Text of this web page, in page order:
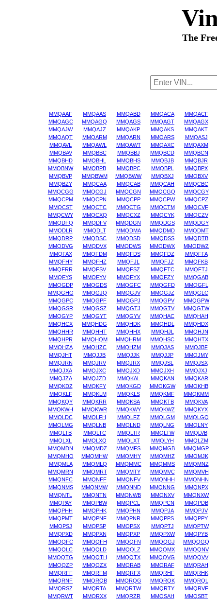
The
MMQAAF MMQAAS MMQABD MMQACA
MMQACF
MMQAGC
MMQAGQ MMQAGS MMQAGT
MMQAGX
MMQAJW
MMQAJZ MMQAKP MMQAKS
MMQAKT
MMQAQT
MMQARM MMQARN MMQARS
MMQASJ
MMQAVL
MMQAWL MMQAWT MMQAXC
MMQAXM
MMQBAV
MMQBBC MMQBBJ MMQBCD
MMQBCN
MMQBHD
MMQBHL MMQBHS MMQBJB
MMQBJR
MMQBNW
MMQBPB MMQBPC MMQBPL
MMQBPX
MMQBVP
MMQBWM MMQBWW MMQBXJ
MMQBXV
MMQBZY
MMQCAA MMQCAB MMQCAH
MMQCBC
MMQCGG
MMQCGJ MMQCGN MMQCGQ
MMQCGY
MMQCPM
MMQCPN MMQCPP MMQCPW
MMQCPZ
MMQCST
MMQCTC MMQCTG MMQCTM
MMQCVF
MMQCWY
MMQCXQ MMQCXZ MMQCYK
MMQCZV
MMQDFQ
MMQDFV MMQDGN MMQDGS
MMQDGY
MMQDLR
MMQDLT MMQDMA MMQDMD
MMQDMT
MMQDRP
MMQDSC MMQDSD MMQDSS
MMQDTB
MMQDVG
MMQDVX MMQDWS MMQDWX
MMQDWZ
MMQFAX
MMQFDM MMQFDS MMQFDZ
MMQFFA
MMQFHY
MMQFHZ MMQFJL MMQFJZ
MMQFKB
MMQFRR
MMQFSV MMQFSZ MMQFTC
MMQFTJ
MMQFYS
MMQFYV MMQFYX MMQFZY
MMQGAB
MMQGDP
MMQGDS MMQGFC MMQGFD
MMQGFL
MMQGHG
MMQGJQ MMQGJV MMQGJZ
MMQGLC
MMQGPC
MMQGPF MMQGPJ MMQGPV
MMQGPW
MMQGSR
MMQGSZ MMQGTJ MMQGTV
MMQGTW
MMQGYP
MMQGYT MMQGYV MMQHAC
MMQHAH
MMQHCX
MMQHDG MMQHDK MMQHDL
MMQHDX
MMQHHR
MMQHHT MMQHHX MMQHJL
MMQHJN
MMQHPR
MMQHQM MMQHRM MMQHSC
MMQHTX
MMQHZA
MMQHZC MMQHZM MMQJAS
MMQJBF
MMQJHT
MMQJJB MMQJJK MMQJJP
MMQJMY
MMQJRN
MMQJRV MMQJRX MMQJSL
MMQJSX
MMQJXA
MMQJXC MMQJXD MMQJXH
MMQJXJ
MMQJZA
MMQJZD MMQKAL MMQKAN
MMQKAR
MMQKDZ
MMQKFY MMQKGD MMQKGW
MMQKHB
MMQKLF
MMQKLM MMQKLS MMQKMF
MMQKMM
MMQKQY
MMQKRR MMQKSA MMQKTB
MMQKVA
MMQKWH
MMQKWR MMQKWY MMQKWZ
MMQKYX
MMQLDC
MMQLFH MMQLFZ MMQLGM
MMQLGQ
MMQLMG
MMQLNB MMQLND MMQLNG
MMQLNY
MMQLTB
MMQLTC MMQLTR MMQLTW
MMQLVB
MMQLXL
MMQLXQ MMQLXT MMQLYH
MMQLZM
MMQMDN
MMQMDZ MMQMFS MMQMGB
MMQMGP
MMQMHQ
MMQMHW MMQMHY MMQMHZ
MMQMJK
MMQMLA
MMQMLQ MMQMMC MMQMMS
MMQMNZ
MMQMRN
MMQMRT MMQMTY MMQMVC
MMQMVH
MMQNFC
MMQNFF MMQNFV MMQNHH
MMQNHN
MMQNMS
MMQNMW MMQNND MMQNNG
MMQNPX
MMQNTL
MMQNTN MMQNWB MMQNXV
MMQNXW
MMQPAY
MMQPBW MMQPCL MMQPCN
MMQPDB
MMQPHH
MMQPHK MMQPHN MMQPJA
MMQPJV
MMQPMT
MMQPNF MMQPNR MMQPPS
MMQPPY
MMQPSJ
MMQPSP MMQPSX MMQPTJ
MMQPTW
MMQPXD
MMQPXN MMQPXP MMQPXW
MMQPYB
MMQQFC
MMQQFH MMQQFN MMQQGJ
MMQQGQ
MMQQLC
MMQQLD MMQQLZ MMQQMX
MMQQNV
MMQQTG
MMQQTH MMQQTX MMQQVG
MMQQVV
MMQQZP
MMQQZX MMQRAB MMQRAF
MMQRAH
MMQRFF
MMQRFM MMQRFX MMQRHF
MMQRHK
MMQRNF
MMQRQB MMQRQG MMQRQK
MMQRQL
MMQRSZ
MMQRTA MMQRTW MMQRTY
MMQRVF
MMQRWT
MMQRXX MMQRZR MMQSAH
MMQSBT